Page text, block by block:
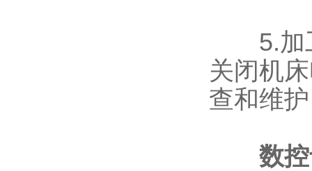
5.加工
关闭机
查和维
数